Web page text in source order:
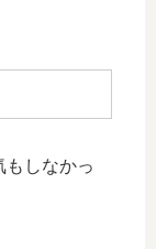
もしなかっ